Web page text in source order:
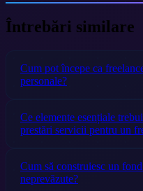
Întrebări similare
Cum pot începe ca
personale?
Ce elemente esențiale
prestări servicii pentru un
Cum să construiesc un
neprevăzute?